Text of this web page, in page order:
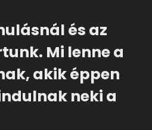
és az
Mi lenne a
akik éppen
neki a